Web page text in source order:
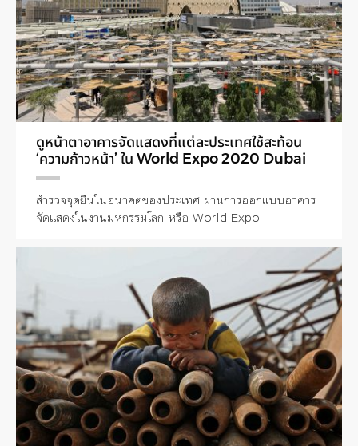
ดูหน้าตาอาคารจัดแสดงที่แต่ละประเทศใช้สะท้อน
‘ความก้าวหน้า’ ใน World Expo 2020 Dubai
สำรวจจุดยืนในอนาคตของประเทศ ผ่านการออกแบบอาคาร
จัดแสดงในงานมหกรรมโลก หรือ World Expo